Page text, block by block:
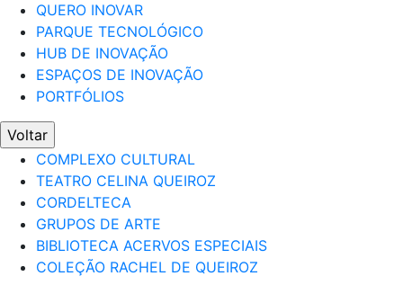
QUERO INOVAR
PARQUE TECNOLÓGICO
HUB DE INOVAÇÃO
ESPAÇOS DE INOVAÇÃO
PORTFÓLIOS
Voltar
COMPLEXO CULTURAL
TEATRO CELINA QUEIROZ
CORDELTECA
GRUPOS DE ARTE
BIBLIOTECA ACERVOS ESPECIAIS
COLEÇÃO RACHEL DE QUEIROZ